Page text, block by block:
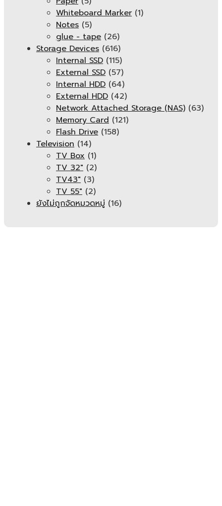
Whiteboard Marker (1)
Notes (5)
glue - tape (26)
Storage Devices (616)
Internal SSD (115)
External SSD (57)
Internal HDD (64)
External HDD (42)
Network Attached Storage (NAS) (63)
Memory Card (121)
Flash Drive (158)
Television (14)
TV Box (1)
TV 32" (2)
TV43" (3)
TV 55" (2)
ยังไม่ถูกจัดหมวดหมู่ (16)